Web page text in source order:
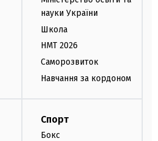
науки України
Школа
НМТ 2026
Саморозвиток
Навчання за кордоном
Спорт
Бокс